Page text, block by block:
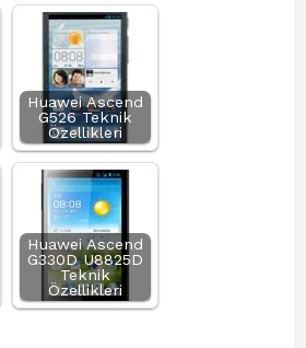
Huawei Ascend
G526 Teknik
Özellikleri
Huawei Ascend
G330D U8825D
Teknik
Özellikleri